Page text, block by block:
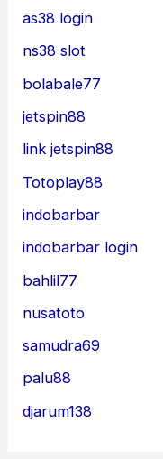
as38 login
ns38 slot
bolabale77
jetspin88
link jetspin88
Totoplay88
indobarbar
indobarbar login
bahlil77
nusatoto
samudra69
palu88
djarum138